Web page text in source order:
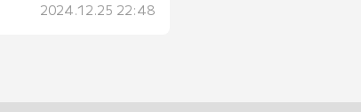
2024.12.25 22:48